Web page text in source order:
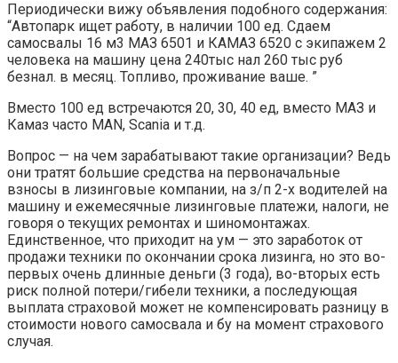
Периодически вижу объявления подобного содержания:
“Автопарк ищет работу, в наличии 100 ед. Сдаем
самосвалы 16 м3 МАЗ 6501 и КАМАЗ 6520 с экипажем 2
человека на машину цена 240тыс нал 260 тыс руб
безнал. в месяц. Топливо, проживание ваше. ”
Вместо 100 ед встречаются 20, 30, 40 ед, вместо МАЗ и
Камаз часто MAN, Scania и т.д.
Вопрос — на чем зарабатывают такие организации? Ведь
они тратят большие средства на первоначальные
взносы в лизинговые компании, на з/п 2-х водителей на
машину и ежемесячные лизинговые платежи, налоги, не
говоря о текущих ремонтах и шиномонтажах.
Единственное, что приходит на ум — это заработок от
продажи техники по окончании срока лизинга, но это во-
первых очень длинные деньги (3 года), во-вторых есть
риск полной потери/гибели техники, а последующая
выплата страховой может не компенсировать разницу в
стоимости нового самосвала и бу на момент страхового
случая.